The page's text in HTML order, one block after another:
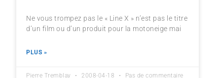
Ne vous trompez pas le « Line X » n’est pas le titre
d’un film ou d’un produit pour la motoneige mai
PLUS »
Pierre Tremblay 2008-04-18 Pas de commentaire